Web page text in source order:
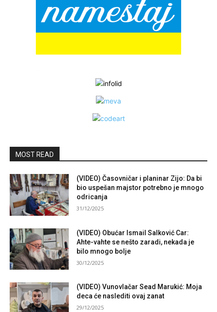
MOST READ
(VIDEO) Časovničar i planinar Zijo: Da bi
bio uspešan majstor potrebno je mnogo
odricanja
31/12/2025
(VIDEO) Obućar Ismail Salković Car:
Ahte-vahte se nešto zaradi, nekada je
bilo mnogo bolje
30/12/2025
(VIDEO) Vunovlačar Sead Marukić: Moja
deca će naslediti ovaj zanat
29/12/2025